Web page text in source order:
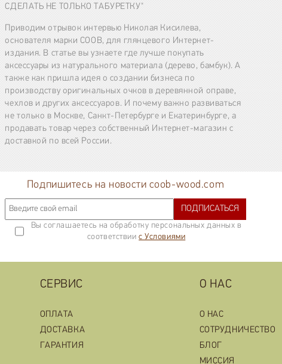
СДЕЛАТЬ НЕ ТОЛЬКО ТАБУРЕТКУ"
Приводим отрывок интервью Николая Кисилева,
основателя марки COOB, для глянцевого Интернет-
издания. В статье вы узнаете где лучше покупать
аксессуары из натурального материала (дерево, бамбук). А
также как пришла идея о создании бизнеса по
производству оригинальных очков в деревянной оправе,
чехлов и других аксессуаров. И почему важно развиваться
не только в Москве, Санкт-Петербурге и Екатеринбурге, а
продавать товар через собственный Интернет-магазин с
доставкой по всей России.
Подпишитесь на новости coob-wood.com
ПОДПИСАТЬСЯ
Вы соглашаетесь на обработку персональных данных в
соответствиис Условиями
СЕРВИС
ОПЛАТА
ДОСТАВКА
ГАРАНТИЯ
О НАС
О НАС
СОТРУДНИЧЕСТВО
БЛОГ
МИССИЯ